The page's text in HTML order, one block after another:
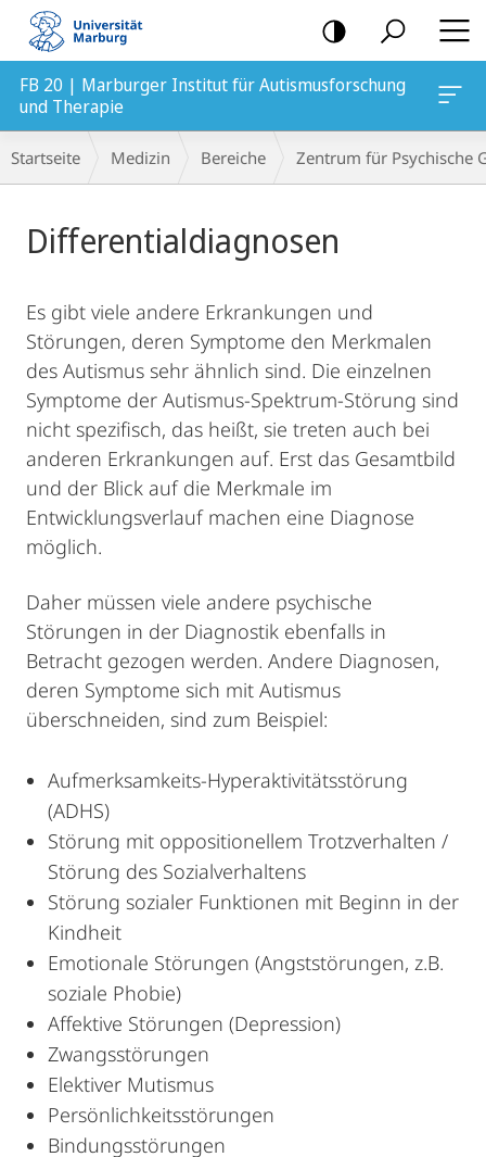
Mobile-
Navigation
FB 20 | Marburger Institut für Autismusforschung
und Therapie
Breadcrumb-
Navigation
Startseite Medizin Bereiche Zentrum für Psychische
Differentialdiagnosen
Es gibt viele andere Erkrankungen und
Störungen, deren Symptome den Merkmalen
des Autismus sehr ähnlich sind. Die einzelnen
Symptome der Autismus-Spektrum-Störung sind
nicht spezifisch, das heißt, sie treten auch bei
anderen Erkrankungen auf. Erst das Gesamtbild
und der Blick auf die Merkmale im
Entwicklungsverlauf machen eine Diagnose
möglich.
Daher müssen viele andere psychische
Störungen in der Diagnostik ebenfalls in
Betracht gezogen werden. Andere Diagnosen,
deren Symptome sich mit Autismus
überschneiden, sind zum Beispiel:
Aufmerksamkeits-Hyperaktivitätsstörung
(ADHS)
Störung mit oppositionellem Trotzverhalten /
Störung des Sozialverhaltens
Störung sozialer Funktionen mit Beginn in der
Kindheit
Emotionale Störungen (Angststörungen, z.B.
soziale Phobie)
Affektive Störungen (Depression)
Zwangsstörungen
Elektiver Mutismus
Persönlichkeitsstörungen
Bindungsstörungen